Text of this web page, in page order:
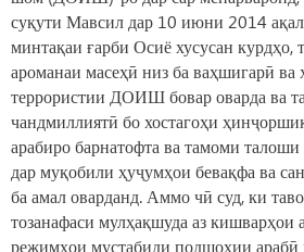
суқути Мавсил дар 10 июни 2014
минтақаи ғарби Осиё хусусан курдҳо,
ароманаи масеҳӣ низ ба ваҳшигарӣ ва
террористии ДОИШ бовар оварда ва
чандмиллиятӣ бо хостагоҳи
арабиро барнатофта ва тамоми
дар муқобили ҳуҷумҳои бевақфа ва
ба амал оварданд. Аммо чӣ суд, ки
тозанафаси мулҳақшуда аз кишварҳои
режимҳои мустабиди подшоҳии арабӣ